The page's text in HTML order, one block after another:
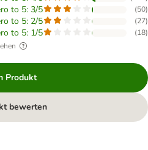
to 5: 3/5 (50)
to 5: 2/5 (27)
to 5: 1/5 (18)
Produkt
bewerten